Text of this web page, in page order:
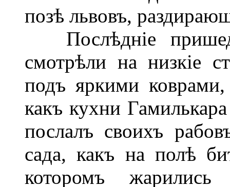
позѣ львовъ,
Послѣдніе
смотрѣли на низкіе
подъ яркими
какъ кухни
послалъ своихъ
сада, какъ на полѣ
которомъ